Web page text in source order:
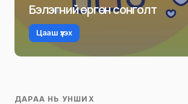
Бэлэгний өргөн сонголт
Цааш үзэх
ДАРАА НЬ УНШИХ